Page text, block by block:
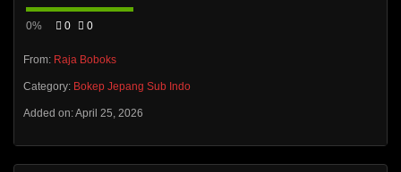
0% 0 0
From: Raja Boboks
Category: Bokep Jepang Sub Indo
Added on: April 25, 2026